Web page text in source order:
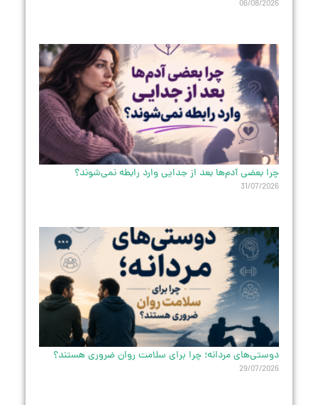
06/08/2026
چرا بعضی آدم‌ها بعد از جدایی وارد رابطه نمی‌شوند؟
31/07/2026
دوستی‌های مردانه؛ چرا برای سلامت روان ضروری هستند؟
29/07/2026